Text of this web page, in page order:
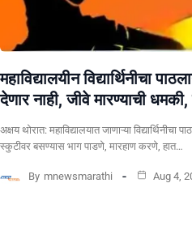
महाविद्यालयीन विद्यार्थिनीचा
देणार नाही, जीवे मारण्याची
अक्षय थोरात: महाविद्यालयात जाणाऱ्या
स्कुटीवर बसण्यास भाग पाडणे, मारहाण करणे, हात…
By mnewsmarathi Aug 4,